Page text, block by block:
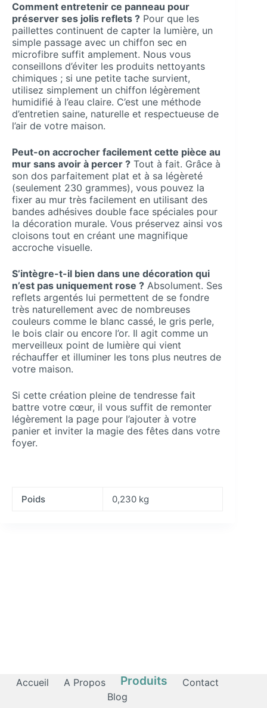
Comment entretenir ce panneau pour
préserver ses jolis reflets ? Pour que les
paillettes continuent de capter la lumière, un
simple passage avec un chiffon sec en
microfibre suffit amplement. Nous vous
conseillons d’éviter les produits nettoyants
chimiques ; si une petite tache survient,
utilisez simplement un chiffon légèrement
humidifié à l’eau claire. C’est une méthode
d’entretien saine, naturelle et respectueuse de
l’air de votre maison.
Peut-on accrocher facilement cette pièce au
mur sans avoir à percer ? Tout à fait. Grâce à
son dos parfaitement plat et à sa légèreté
(seulement 230 grammes), vous pouvez la
fixer au mur très facilement en utilisant des
bandes adhésives double face spéciales pour
la décoration murale. Vous préservez ainsi vos
cloisons tout en créant une magnifique
accroche visuelle.
S’intègre-t-il bien dans une décoration qui
n’est pas uniquement rose ? Absolument. Ses
reflets argentés lui permettent de se fondre
très naturellement avec de nombreuses
couleurs comme le blanc cassé, le gris perle,
le bois clair ou encore l’or. Il agit comme un
merveilleux point de lumière qui vient
réchauffer et illuminer les tons plus neutres de
votre maison.
Si cette création pleine de tendresse fait
battre votre cœur, il vous suffit de remonter
légèrement la page pour l’ajouter à votre
panier et inviter la magie des fêtes dans votre
foyer.
Poids 0,230 kg
Accueil A Propos Produits
Contact
Blog